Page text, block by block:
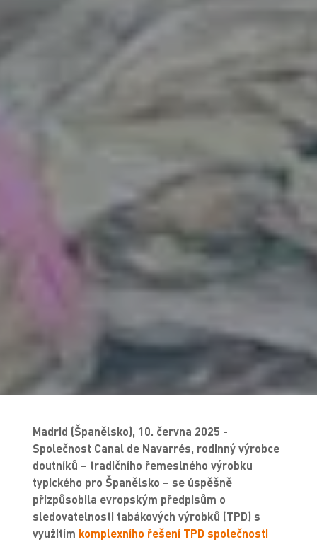
Madrid (Španělsko), 10. června 2025 -
Společnost Canal de Navarrés, rodinný výrobce
doutníků – tradičního řemeslného výrobku
typického pro Španělsko – se úspěšně
přizpůsobila evropským předpisům o
sledovatelnosti tabákových výrobků (TPD) s
využitím komplexního řešení TPD společnosti